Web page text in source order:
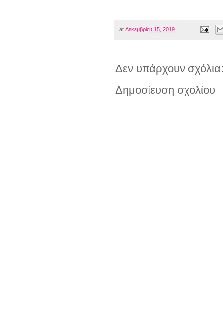
at Δεκεμβρίου 15, 2019
Δεν υπάρχουν σχόλια:
Δημοσίευση σχολίου